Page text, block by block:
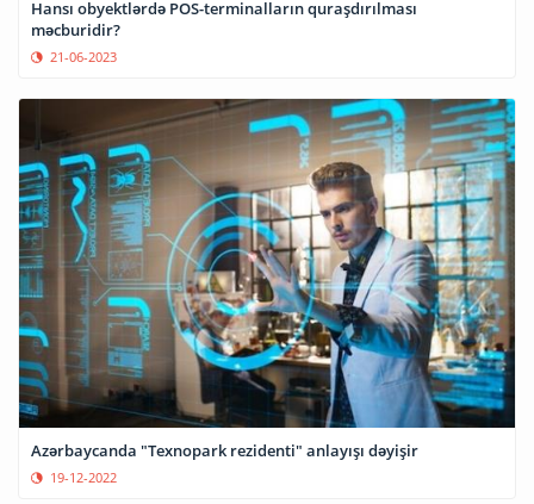
Hansı obyektlərdə POS-terminalların quraşdırılması
məcburidir?
21-06-2023
Azərbaycanda "Texnopark rezidenti" anlayışı dəyişir
19-12-2022